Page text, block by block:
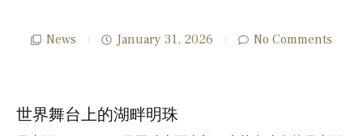
News January 31, 2026 No Comments
世界舞台上的湖畔明珠